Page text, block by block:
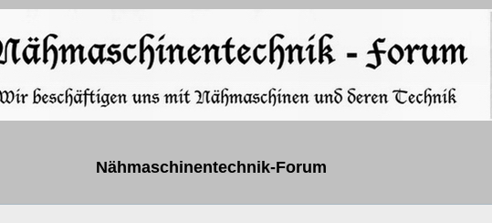
Nähmaschinentechnik-Forum